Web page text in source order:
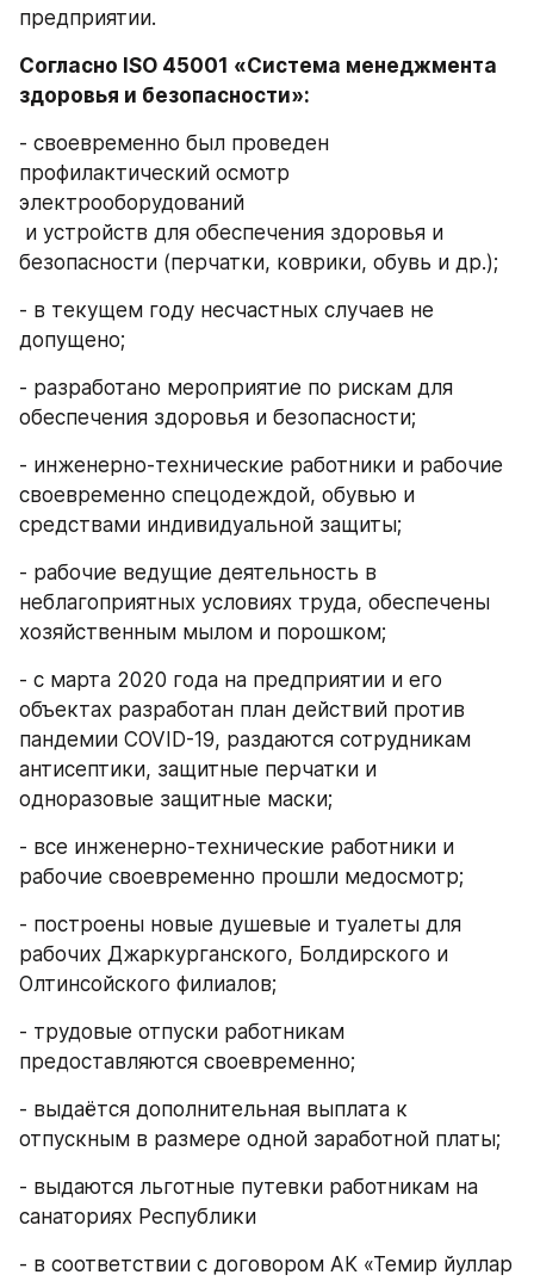
предприятии.
Согласно ISO 45001 «Система менеджмента
здоровья и безопасности»:
- своевременно был проведен
профилактический осмотр
электрооборудований
безопасности (перчатки, коврики, обувь и др.);
- в текущем году несчастных случаев не
допущено;
- разработано мероприятие по рискам для
обеспечения здоровья и безопасности;
- инженерно-технические работники и рабочие
своевременно спецодеждой, обувью и
средствами индивидуальной защиты;
- рабочие ведущие деятельность в
неблагоприятных условиях труда, обеспечены
хозяйственным мылом и порошком;
- с марта 2020 года на предприятии и его
объектах разработан план действий против
пандемии COVID-19, раздаются сотрудникам
антисептики, защитные перчатки и
одноразовые защитные маски;
- все инженерно-технические работники и
рабочие своевременно прошли медосмотр;
- построены новые душевые и туалеты для
рабочих Джаркурганского, Болдирского и
Олтинсойского филиалов;
- трудовые отпуски работникам
предоставляются своевременно;
- выдаётся дополнительная выплата к
отпускным в размере одной заработной платы;
- выдаются льготные путевки работникам на
санаториях Республики
- в соответствии с договором АК «Темир йуллар